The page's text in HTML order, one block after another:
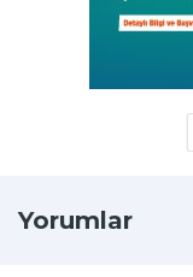
Yorumlar